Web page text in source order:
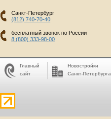
Санкт-Петербург
(812) 740-70-40
бесплатный звонок по России
8 (800) 333-98-00
Главный
сайт
Новостройки
Санкт-Петербурга